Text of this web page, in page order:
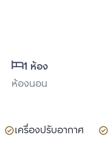
1 ห้อง
ห้องนอน
เครื่องปรับอากาศ